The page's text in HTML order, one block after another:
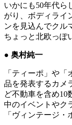
いかにも50年代ら
がり、ボディライ
ンを見込んでクル
ちょっと北欧っぽ
● 奥村純一
「ティーポ」や
品を発表するカメ
ど不動車を含め10
中のイベントやク
「ヴィンテージ・